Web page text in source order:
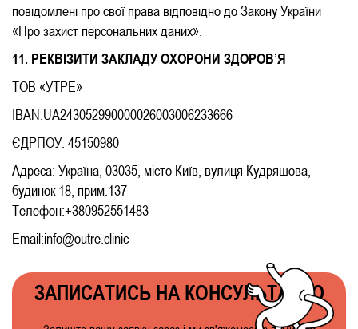
повідомлені про свої права відповідно до Закону України
«Про захист персональних даних».
11. РЕКВІЗИТИ ЗАКЛАДУ ОХОРОНИ ЗДОРОВ’Я
ТОВ «УТРЕ»
IBAN:UA243052990000026003006233666
ЄДРПОУ: 45150980
Адреса: Україна, 03035, місто Київ, вулиця Кудряшова,
будинок 18, прим.137
Телефон:+380952551483
Email:info@outre.clinic
ЗАПИСАТИСЬ НА КОНСУЛЬТАЦІЮ